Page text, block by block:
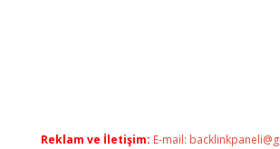
Reklam ve İletişim: E-mail: